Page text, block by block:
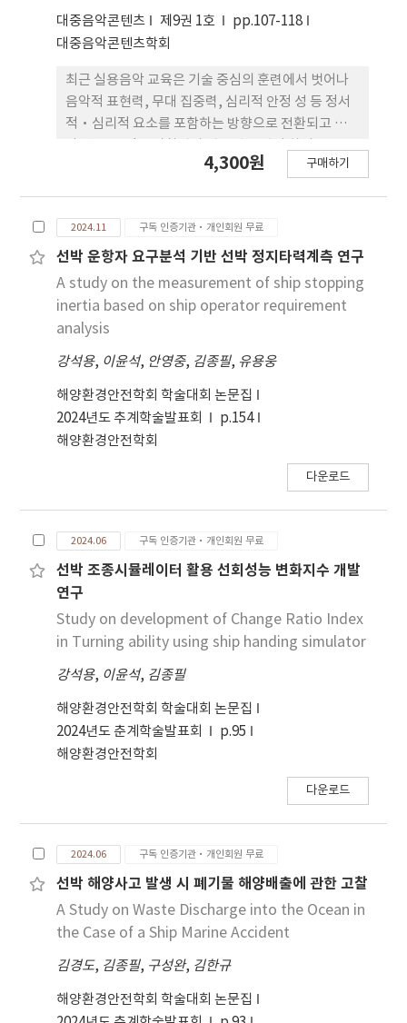
Experimental results demonstrate that the
single diode open-circuit fault causes
reduction in the average excitation current
and introduces low-frequency ripple
components in the excitation current
waveform while the terminal voltage
reduction remains limited under no-load
conditions. These results indicate that
as effective indicators for the detection of
rotating rectifier diode faults in brushless
current of the generator, are thoroughly
analyzed. The simulation results indicate that
and reactive power remain stable and well-
regulated at their set-points despite load
fluctuations. Furthermore, the voltage and
current of the generator, consistently
maintain sinusoidal waveforms and remain in
based direct power control strategy,
demonstrating its suitability for DC
distribution applications in maritime vessels.
대중음악콘텐츠 제9권 1호
pp.107-118
대중음악콘텐츠학회
최근 실용음악 교육은 기술 중심의 훈련에서 벗어나
음악적 표현력, 무대 집중력, 심리적 안정 성 등 정서
적·심리적 요소를 포함하는 방향으로 전환되고 있
분석하고, 이를 촉진할 수 있는 심리적 및 교육적 전략
악 교육에서 ‘몰입’경험이 가창력 향상에 미치는
영향을 체계적 문헌 고찰 방법을 통해 분석하였으며
연구의 설계 유형, 연구 대상 및 표본 크기, 몰입 측정
도구의 활용 여부 및 주요 하위 요인, 가창력 평가 방
법 및 지표, 몰입 경험과 가창력 간의 주요 연구 결과
와 결론의 관점으로 연구하였다. 프리스마 지침에 따
라 2004년부터 2024년까지 발표된 국내외 연구 중
28편의 문헌을 선정하여 분석한 결과, 몰입은 음악적
표현력, 무대 집중력, 음정 정확도 등 가창력의 주요
요소에 긍정적인 영향을 미치 는 것으로 나타났다. 특
히 집중력, 도전-기술 균형, 자기 인식 소실은 가창력
향상에 주요한 하위 요인으로 확인되었으며, 자기 효
능감과 내재적 동기는 몰입을 촉진하는 반면 공연 불
다.
4,300원 구매하기
2024.11 구독 인증기관·개인회원 무료
선박 운항자 요구분석 기반 선박 정지타력계측 연구
A study on the measurement of ship stopping
inertia based on ship operator requirement
analysis
강석용, 이윤석, 안영중, 김종필, 유용웅
해양환경안전학회 학술대회 논문집
2024년도 추계학술발표회
p.154
해양환경안전학회
다운로드
2024.06 구독 인증기관·개인회원 무료
선박 조종시뮬레이터 활용 선회성능 변화지수 개발
연구
Study on development of Change Ratio Index
in Turning ability using ship handing simulator
강석용, 이윤석, 김종필
해양환경안전학회 학술대회 논문집
2024년도 춘계학술발표회
p.95
해양환경안전학회
다운로드
2024.06 구독 인증기관·개인회원 무료
선박 해양사고 발생 시 폐기물 해양배출에 관한 고찰
A Study on Waste Discharge into the Ocean in
the Case of a Ship Marine Accident
김경도, 김종필, 구성완, 김한규
해양환경안전학회 학술대회 논문집